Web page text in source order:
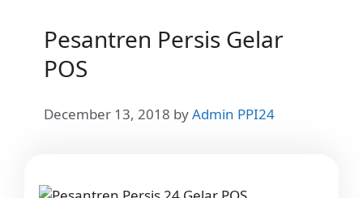
Pesantren Persis Gelar
POS
December 13, 2018 byAdmin PPI24